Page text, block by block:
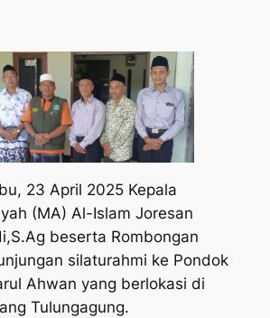
23 April 2025 Kepala
(MA) Al-Islam Joresan
beserta Rombongan
silaturahmi ke Pondok
Ahwan yang berlokasi di
Tulungagung.